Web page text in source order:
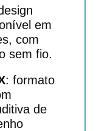
em
com
sem fio.
: formato
de